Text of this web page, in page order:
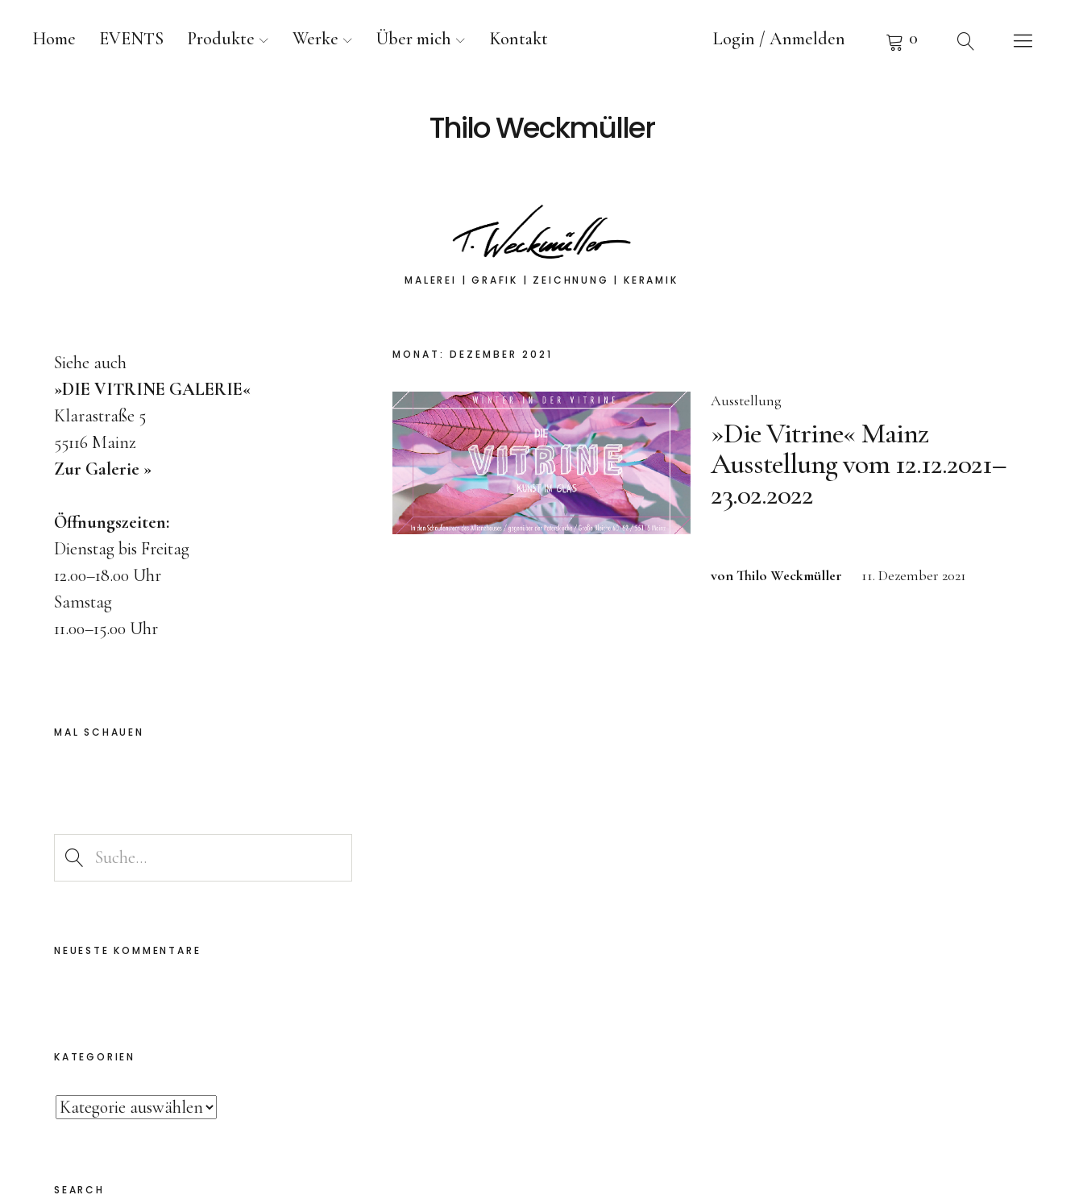
Home EVENTS Produkte Werke Über mich Kontakt
Thilo Weckmüller
MALEREI | GRAFIK | ZEICHNUNG | KERAMIK
Login / Anmelden 0
MONAT: DEZEMBER 2021
Ausstellung
»Die Vitrine« Mainz
Ausstellung vom 12.12.2021–
23.02.2022
von Thilo Weckmüller 11. Dezember 2021
Siehe auch
»DIE VITRINE GALERIE«
Klarastraße 5
55116 Mainz
Zur Galerie »
Öffnungszeiten:
Dienstag bis Freitag
12.00–18.00 Uhr
Samstag
11.00–15.00 Uhr
MAL SCHAUEN
NEUESTE KOMMENTARE
KATEGORIEN
SEARCH